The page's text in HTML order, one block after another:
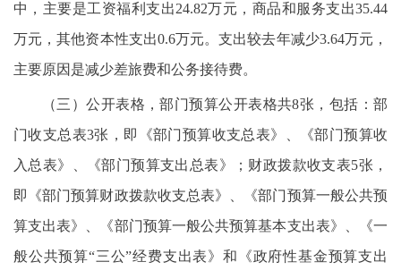
中，主要是工资福利支出24.82万元，商品和服务支出35.44
万元，其他资本性支出0.6万元。支出较去年减少3.64万元，
主要原因是减少差旅费和公务接待费。
（三）公开表格，部门预算公开表格共8张，包括：部
门收支总表3张，即《部门预算收支总表》、《部门预算收
入总表》、《部门预算支出总表》；财政拨款收支表5张，
即《部门预算财政拨款收支总表》、《部门预算一般公共预
算支出表》、《部门预算一般公共预算基本支出表》、《一
般公共预算“三公”经费支出表》和《政府性基金预算支出